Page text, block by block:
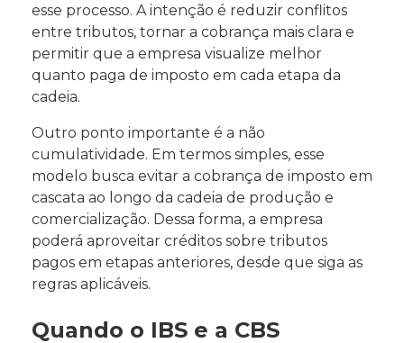
esse processo. A intenção é reduzir conflitos
entre tributos, tornar a cobrança mais clara e
permitir que a empresa visualize melhor
quanto paga de imposto em cada etapa da
cadeia.
Outro ponto importante é a não
cumulatividade. Em termos simples, esse
modelo busca evitar a cobrança de imposto em
cascata ao longo da cadeia de produção e
comercialização. Dessa forma, a empresa
poderá aproveitar créditos sobre tributos
pagos em etapas anteriores, desde que siga as
regras aplicáveis.
Quando o IBS e a CBS